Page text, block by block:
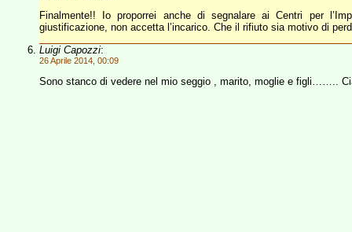
Finalmente!! Io proporrei anche di segnalare ai Centri per
giustificazione, non accetta l’incarico. Che il rifiuto sia motivo di
Luigi Capozzi:
26 Aprile 2014, 00:09
Sono stanco di vedere nel mio seggio , marito, moglie e figli……..